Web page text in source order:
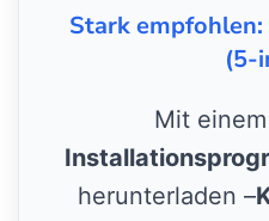
Stark
(5-
Mit
herunterladen –